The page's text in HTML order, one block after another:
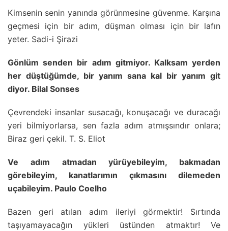
Kimsenin senin yanında görünmesine güvenme. Karşına
geçmesi için bir adım, düşman olması için bir lafın
yeter. Sadi-i Şirazi
Gönlüm senden bir adım gitmiyor. Kalksam yerden
her düştüğümde, bir yanım sana kal bir yanım git
diyor. Bilal Sonses
Çevrendeki insanlar susacağı, konuşacağı ve duracağı
yeri bilmiyorlarsa, sen fazla adım atmışsındır onlara;
Biraz geri çekil. T. S. Eliot
Ve adım atmadan yürüyebileyim, bakmadan
görebileyim, kanatlarımın çıkmasını dilemeden
uçabileyim. Paulo Coelho
Bazen geri atılan adım ileriyi görmektir! Sırtında
taşıyamayacağın yükleri üstünden atmaktır! Ve